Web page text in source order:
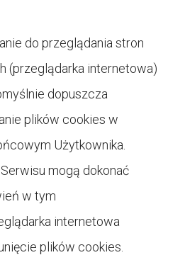
do przeglądania stron
(przeglądarka internetowa)
dopuszcza
plików cookies w
Użytkownika.
mogą dokonać
w tym
internetowa
plików cookies.